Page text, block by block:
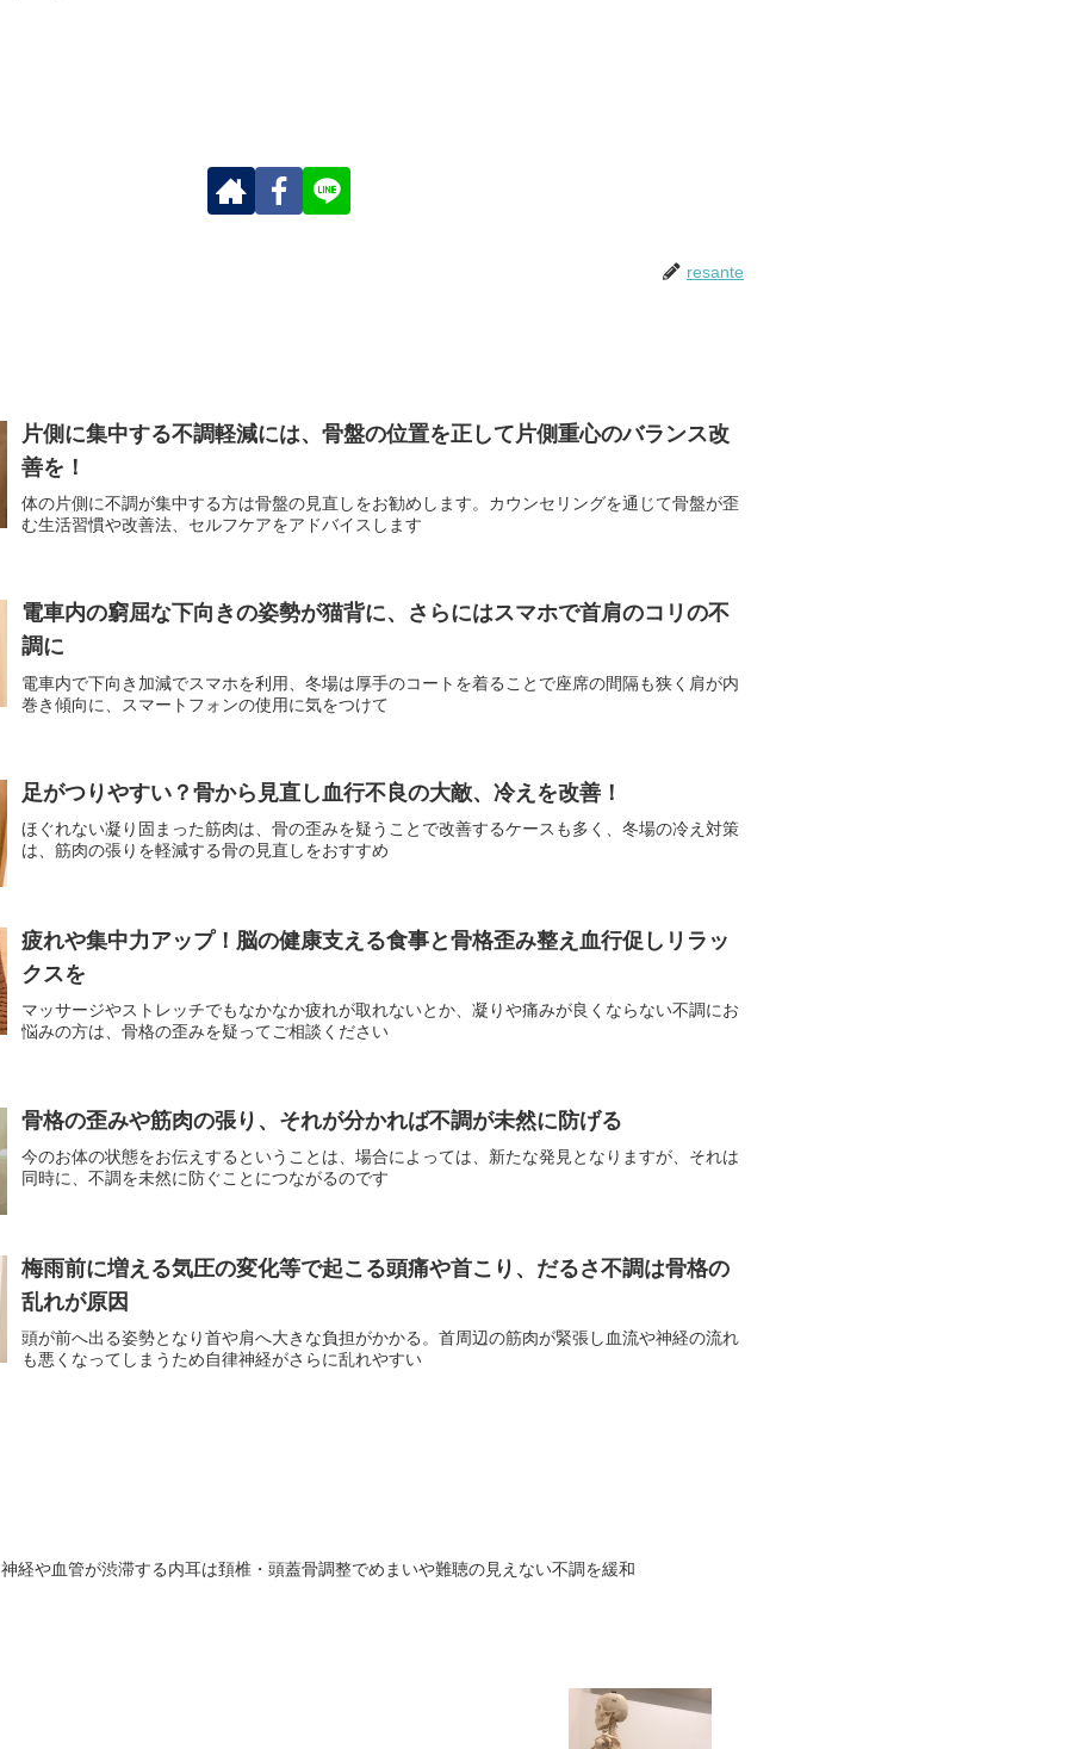
resante
片側に集中する不調軽減には、骨盤の位置を正して片側重心のバランス改
善を！
体の片側に不調が集中する方は骨盤の見直しをお勧めします。カウンセリングを通じて骨盤が歪
む生活習慣や改善法、セルフケアをアドバイスします
電車内の窮屈な下向きの姿勢が猫背に、さらにはスマホで首肩のコリの不
調に
電車内で下向き加減でスマホを利用、冬場は厚手のコートを着ることで座席の間隔も狭く肩が内
巻き傾向に、スマートフォンの使用に気をつけて
足がつりやすい？骨から見直し血行不良の大敵、冷えを改善！
ほぐれない凝り固まった筋肉は、骨の歪みを疑うことで改善するケースも多く、冬場の冷え対策
は、筋肉の張りを軽減する骨の見直しをおすすめ
疲れや集中力アップ！脳の健康支える食事と骨格歪み整え血行促しリラッ
クスを
マッサージやストレッチでもなかなか疲れが取れないとか、凝りや痛みが良くならない不調にお
悩みの方は、骨格の歪みを疑ってご相談ください
骨格の歪みや筋肉の張り、それが分かれば不調が未然に防げる
今のお体の状態をお伝えするということは、場合によっては、新たな発見となりますが、それは
同時に、不調を未然に防ぐことにつながるのです
梅雨前に増える気圧の変化等で起こる頭痛や首こり、だるさ不調は骨格の
乱れが原因
頭が前へ出る姿勢となり首や肩へ大きな負担がかかる。首周辺の筋肉が緊張し血流や神経の流れ
も悪くなってしまうため自律神経がさらに乱れやすい
神経や血管が渋滞する内耳は頚椎・頭蓋骨調整でめまいや難聴の見えない不調を緩和